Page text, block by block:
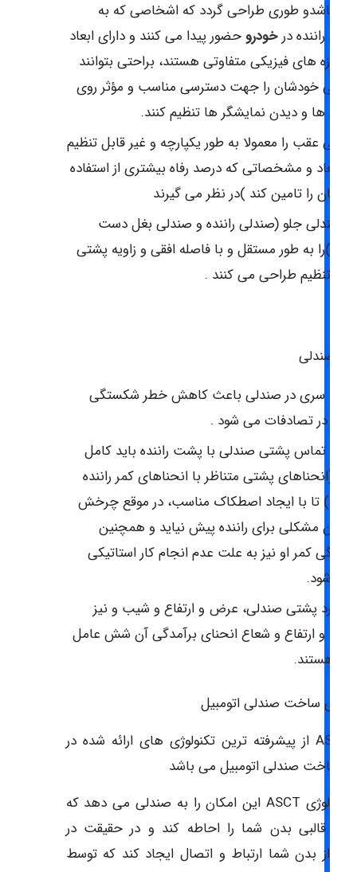
باشدو طوری طراحی گردد که اشخاصی که به
راننده درخودرو حضور پیدا می کنند و دارای ابعاد
اندازه های فیزیکی متفاوتی هستند، براحتی بتوانند
خودشان را جهت دسترسی مناسب و مؤثر روی
ها و دیدن نمایشگر ها تنظیم کنند.
عقب را معمولا به طور یکپارچه و غیر قابل تنظیم
ابعاد و مشخصاتی که درصد رفاه بیشتری از استفاده
را تامین کند )در نظر می گیرند
صندلی جلو (صندلی راننده و صندلی بغل دست
به طور مستقل و با فاصله افقی و زاویه پشتی
تنظیم طراحی می کنند .
صندلی
سری در صندلی باعث کاهش خطر شکستگی
در تصادفات می شود .
تماس پشتی صندلی با پشت راننده باید کامل
(انحناهای پشتی متناظر با انحناهای کمر راننده
) تا با ایجاد اصطکاک مناسب، در موقع چرخش
مشکلی برای راننده پیش نیاید و همچنین
کمر او نیز به علت عدم انجام کار استاتیکی
شود.
مورد پشتی صندلی، عرض و ارتفاع و شیب و نیز
و ارتفاع و شعاع انحنای برآمدگی آن شش عامل
هستند.
ساخت صندلی اتومبیل
► ASCT از پیشرفته ترین تکنولوژی های ارائه شده در
ساخت صندلی اتومبیل می باشد
► تکنولوژی ASCT این امکان را به صندلی می دهد که
قالبی بدن شما را احاطه کند و در حقیقت در
از بدن شما ارتباط و اتصال ایجاد کند که توسط